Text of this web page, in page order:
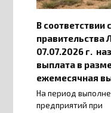
В соответствии
правительства
07.07.2026 г.
выплата в
ежемесячная
На период
предприятий при